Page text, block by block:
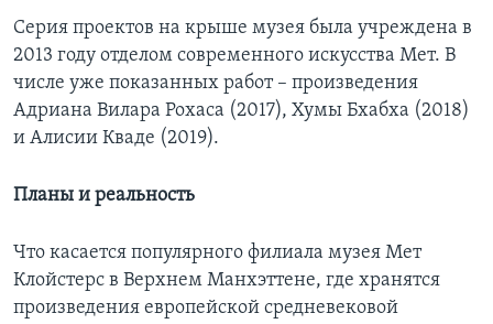
Серия проектов на крыше музея была учреждена в
2013 году отделом современного искусства Мет. В
числе уже показанных работ – произведения
Адриана Вилара Рохаса (2017), Хумы Бхабха (2018)
и Алисии Кваде (2019).
Планы и реальность
Что касается популярного филиала музея Мет
Клойстерс в Верхнем Манхэттене, где хранятся
произведения европейской средневековой